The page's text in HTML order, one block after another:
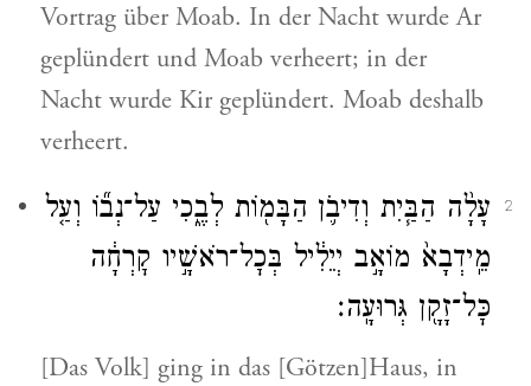
Vortrag über Moab. In der Nacht wurde Ar
geplündert und Moab verheert; in der
Nacht wurde Kir geplündert. Moab deshalb
verheert.
2
עָלָ֨ה הַבַּ֧יִת וְדִיבֹ֛ן הַבָּמ֖וֹת לְבֶ֑כִי עַל־נְב֞וֹ וְעַ֤ל
מֵֽידְבָא֙ מוֹאָ֣ב יְיֵלִ֔יל בְּכׇל־רֹאשָׁ֣יו קׇרְחָ֔ה
כׇּל־זָקָ֖ן גְּרוּעָֽה׃
[Das Volk] ging in das [Götzen]Haus, in